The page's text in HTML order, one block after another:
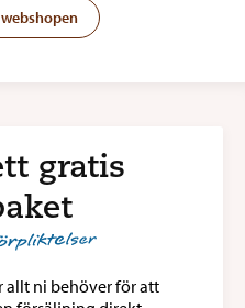
gratis
ni behöver för att